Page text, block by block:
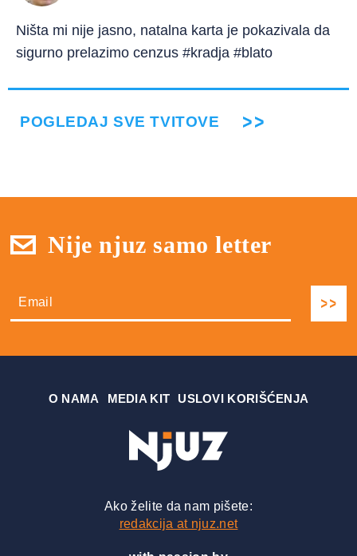
Ništa mi nije jasno, natalna karta je pokazivala da
sigurno prelazimo cenzus #kradja #blato
POGLEDAJ SVE TVITOVE
Nije njuz samo letter
О NAMA MEDIA KIT USLOVI KORIŠĆENJA
Ako želite da nam pišete:
redakcija at njuz.net